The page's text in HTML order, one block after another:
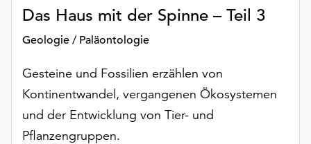
ausgeführt.
Möchten
die
verwendeten
Cookies
anpassen,
erreichen
Das Haus mit der Spinne – Teil 3
Geologie / Paläontologie
Gesteine und Fossilien erzählen von
Kontinentwandel, vergangenen Ökosystemen
und der Entwicklung von Tier- und
Pflanzengruppen.